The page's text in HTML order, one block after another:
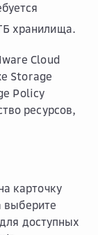
хранилища.
Cloud
Storage
Policy
ресурсов,
карточку
выберите
доступных